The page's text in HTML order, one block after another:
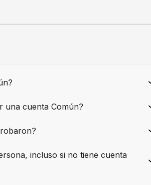
una cuenta Común?
incluso si no tiene cuenta